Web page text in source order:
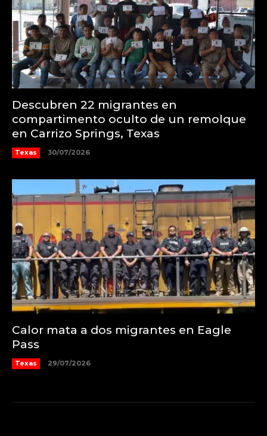
Descubren 22 migrantes en
compartimento oculto de un remolque
en Carrizo Springs, Texas
Texas 30/07/2026
Calor mata a dos migrantes en Eagle
Pass
Texas 29/07/2026